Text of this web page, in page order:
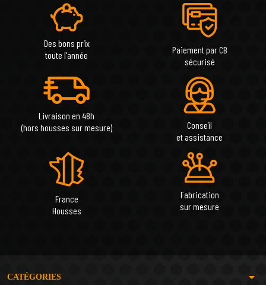
Des bons prix
toute l'année
Paiement par CB
sécurisé
Livraison en 48h
(hors housses sur mesure)
Conseil
et assistance
France
Housses
Fabrication
sur mesure
CATÉGORIES arrow_drop_down